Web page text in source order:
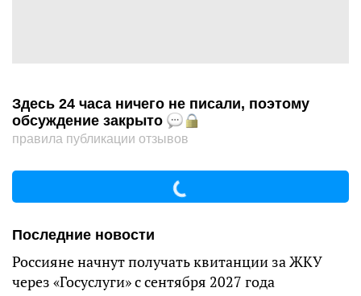
Здесь 24 часа ничего не писали, поэтому
обсуждение закрыто
правила публикации отзывов
Последние новости
Россияне начнут получать квитанции за ЖКУ
через «Госуслуги» с сентября 2027 года